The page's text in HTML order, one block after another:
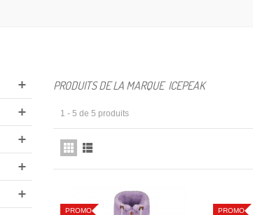
PRODUITS DE LA MARQUE ICEPEAK
1 - 5 de 5 produits
PROMO PROMO